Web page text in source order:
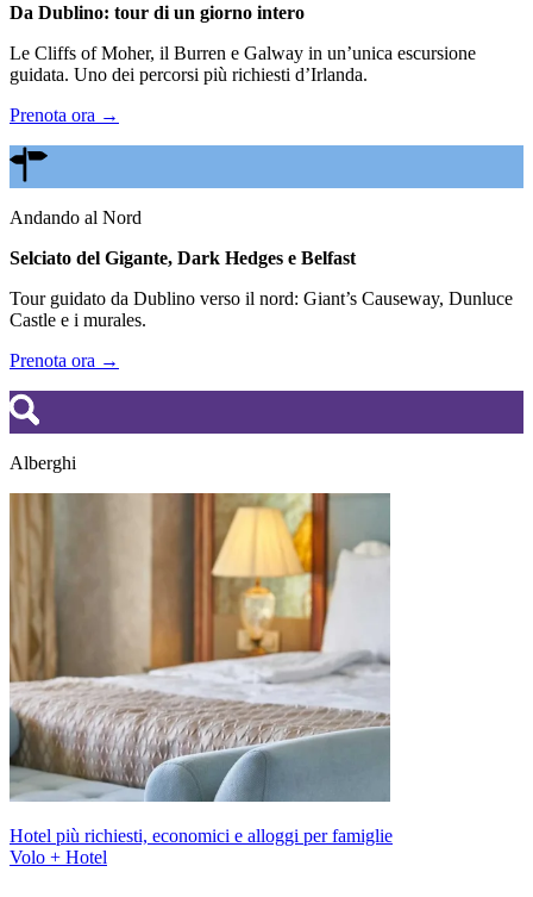
Da Dublino: tour di un giorno intero
Le Cliffs of Moher, il Burren e Galway in un’unica escursione
guidata. Uno dei percorsi più richiesti d’Irlanda.
Prenota ora →
Andando al Nord
Selciato del Gigante, Dark Hedges e Belfast
Tour guidato da Dublino verso il nord: Giant’s Causeway, Dunluce
Castle e i murales.
Prenota ora →
Alberghi
Hotel più richiesti, economici e alloggi per famiglie
Volo + Hotel